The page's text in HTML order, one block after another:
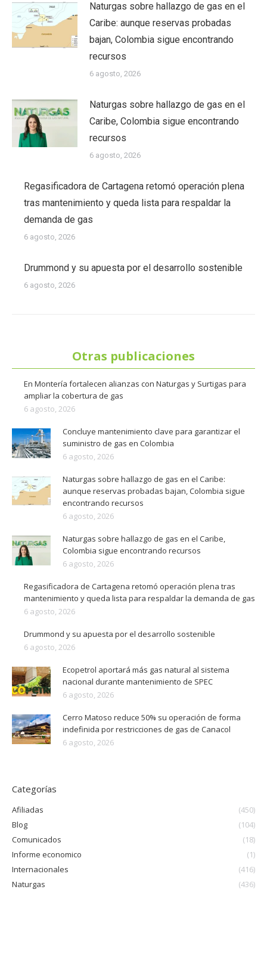
Naturgas sobre hallazgo de gas en el
Caribe: aunque reservas probadas
bajan, Colombia sigue encontrando
recursos
6 agosto, 2026
Naturgas sobre hallazgo de gas en el
Caribe, Colombia sigue encontrando
recursos
6 agosto, 2026
Regasificadora de Cartagena retomó operación plena
tras mantenimiento y queda lista para respaldar la
demanda de gas
6 agosto, 2026
Drummond y su apuesta por el desarrollo sostenible
6 agosto, 2026
Otras publicaciones
En Montería fortalecen alianzas con Naturgas y Surtigas para
ampliar la cobertura de gas
6 agosto, 2026
Concluye mantenimiento clave para garantizar el
suministro de gas en Colombia
6 agosto, 2026
Naturgas sobre hallazgo de gas en el Caribe:
aunque reservas probadas bajan, Colombia sigue
encontrando recursos
6 agosto, 2026
Naturgas sobre hallazgo de gas en el Caribe,
Colombia sigue encontrando recursos
6 agosto, 2026
Regasificadora de Cartagena retomó operación plena tras
mantenimiento y queda lista para respaldar la demanda de gas
6 agosto, 2026
Drummond y su apuesta por el desarrollo sostenible
6 agosto, 2026
Ecopetrol aportará más gas natural al sistema
nacional durante mantenimiento de SPEC
6 agosto, 2026
Cerro Matoso reduce 50% su operación de forma
indefinida por restricciones de gas de Canacol
6 agosto, 2026
Categorías
Afiliadas
(450)
Blog
(104)
Comunicados
(18)
Informe economico
(1)
Internacionales
(416)
Naturgas
(436)